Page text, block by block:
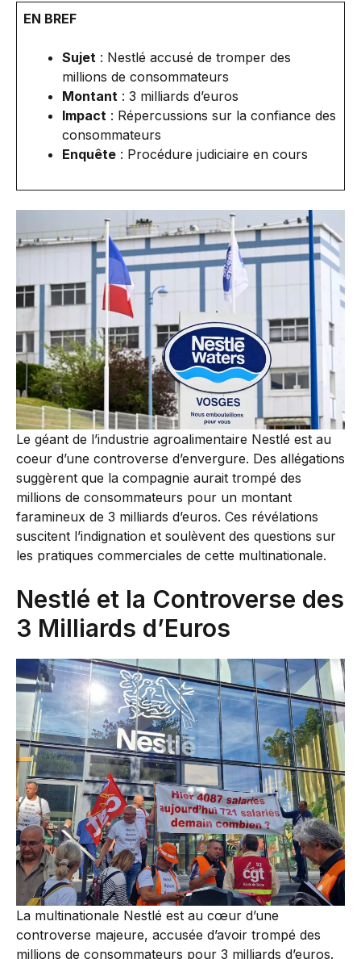
EN BREF
Sujet : Nestlé accusé de tromper des
millions de consommateurs
Montant : 3 milliards d’euros
Impact : Répercussions sur la confiance des
consommateurs
Enquête : Procédure judiciaire en cours
Le géant de l’industrie agroalimentaire Nestlé est au
coeur d’une controverse d’envergure. Des allégations
suggèrent que la compagnie aurait trompé des
millions de consommateurs pour un montant
faramineux de 3 milliards d’euros. Ces révélations
suscitent l’indignation et soulèvent des questions sur
les pratiques commerciales de cette multinationale.
Nestlé et la Controverse des
3 Milliards d’Euros
La multinationale Nestlé est au cœur d’une
controverse majeure, accusée d’avoir trompé des
millions de consommateurs pour 3 milliards d’euros.